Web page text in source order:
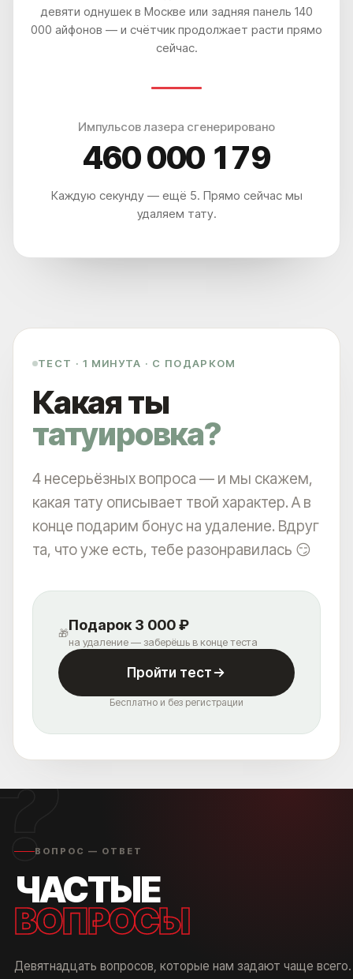
девяти однушек в Москве или задняя панель 140
000 айфонов — и счётчик продолжает расти прямо
сейчас.
Импульсов лазера сгенерировано
460 000 183
Каждую секунду — ещё 5. Прямо сейчас мы
удаляем тату.
ТЕСТ · 1 МИНУТА · С ПОДАРКОМ
Какая ты
татуировка?
4 несерьёзных вопроса — и мы скажем,
какая тату описывает твой характер. А в
конце подарим бонус на удаление. Вдруг
та, что уже есть, тебе разонравилась 😏
🎁Подарок 3 000 ₽
на удаление — заберёшь в конце теста
Пройти тест
Бесплатно и без регистрации
ВОПРОС — ОТВЕТ
ЧАСТЫЕ
ВОПРОСЫ
Девятнадцать вопросов, которые нам задают чаще всего.